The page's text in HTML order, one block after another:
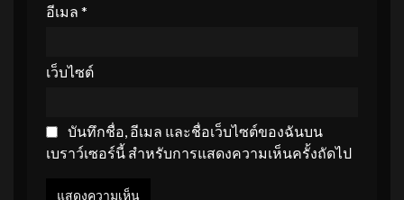
อีเมล *
เว็บไซต์
บันทึกชื่อ, อีเมล และชื่อเว็บไซต์ของฉันบน
เบราว์เซอร์นี้ สำหรับการแสดงความเห็นครั้งถัดไป